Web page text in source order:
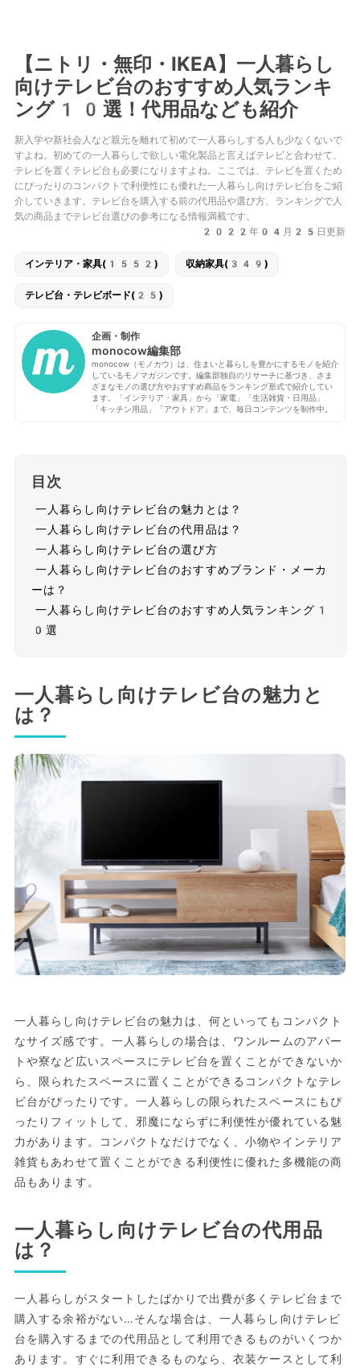
【ニトリ・無印・IKEA】一人暮らし
向けテレビ台のおすすめ人気ランキ
ング10選！代用品なども紹介
新入学や新社会人など親元を離れて初めて一人暮らしする人も少なくないで
すよね。初めての一人暮らしで欲しい電化製品と言えばテレビと合わせて、
テレビを置くテレビ台も必要になりますよね。ここでは、テレビを置くため
にぴったりのコンパクトで利便性にも優れた一人暮らし向けテレビ台をご紹
介していきます。テレビ台を購入する前の代用品や選び方、ランキングで人
気の商品までテレビ台選びの参考になる情報満載です。
2022年04月25日更新
インテリア・家具(1552) 収納家具(349)
テレビ台・テレビボード(25)
企画・制作
monocow編集部
monocow（モノカウ）は、住まいと暮らしを豊かにするモノを紹介
しているモノマガジンです。編集部独自のリサーチに基づき、さま
ざまなモノの選び方やおすすめ商品をランキング形式で紹介してい
ます。「インテリア・家具」から「家電」「生活雑貨・日用品」
「キッチン用品」「アウトドア」まで、毎日コンテンツを制作中。
目次
一人暮らし向けテレビ台の魅力とは？
一人暮らし向けテレビ台の代用品は？
一人暮らし向けテレビ台の選び方
一人暮らし向けテレビ台のおすすめブランド・メーカ
ーは？
一人暮らし向けテレビ台のおすすめ人気ランキング1
0選
一人暮らし向けテレビ台の魅力と
は？
一人暮らし向けテレビ台の魅力は、何といってもコンパクト
なサイズ感です。一人暮らしの場合は、ワンルームのアパー
トや寮など広いスペースにテレビ台を置くことができないか
ら、限られたスペースに置くことができるコンパクトなテレ
ビ台がぴったりです。一人暮らしの限られたスペースにもぴ
ったりフィットして、邪魔にならずに利便性が優れている魅
力があります。コンパクトなだけでなく、小物やインテリア
雑貨もあわせて置くことができる利便性に優れた多機能の商
品もあります。
一人暮らし向けテレビ台の代用品
は？
一人暮らしがスタートしたばかりで出費が多くテレビ台まで
購入する余裕がない…そんな場合は、一人暮らし向けテレビ
台を購入するまでの代用品として利用できるものがいくつか
あります。すぐに利用できるものなら、衣装ケースとして利